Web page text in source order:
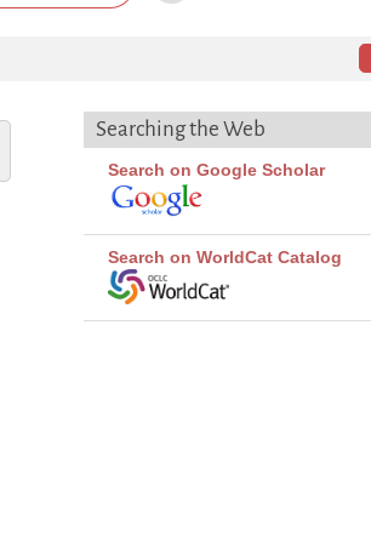
Searching the Web
Search on Google Scholar
Search on WorldCat Catalog